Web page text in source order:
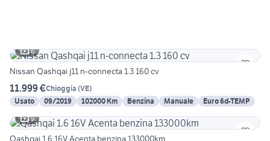
6
Nissan Qashqai j11 n-connecta 1.3 160 cv
11.999 €Chioggia (VE)
Usato
09/2019 102000 Km Benzina Manuale
Euro 6d-TEMP
9
Qashqai 1.6 16V Acenta benzina 133000km